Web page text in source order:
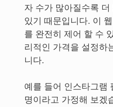
자 수가 많아질수록
있기 때문입니다. 이
를 완전히 제어 할 수
리적인 가격을 설정하
니다.
예를 들어 인스타그램
명이라고 가정해 보겠